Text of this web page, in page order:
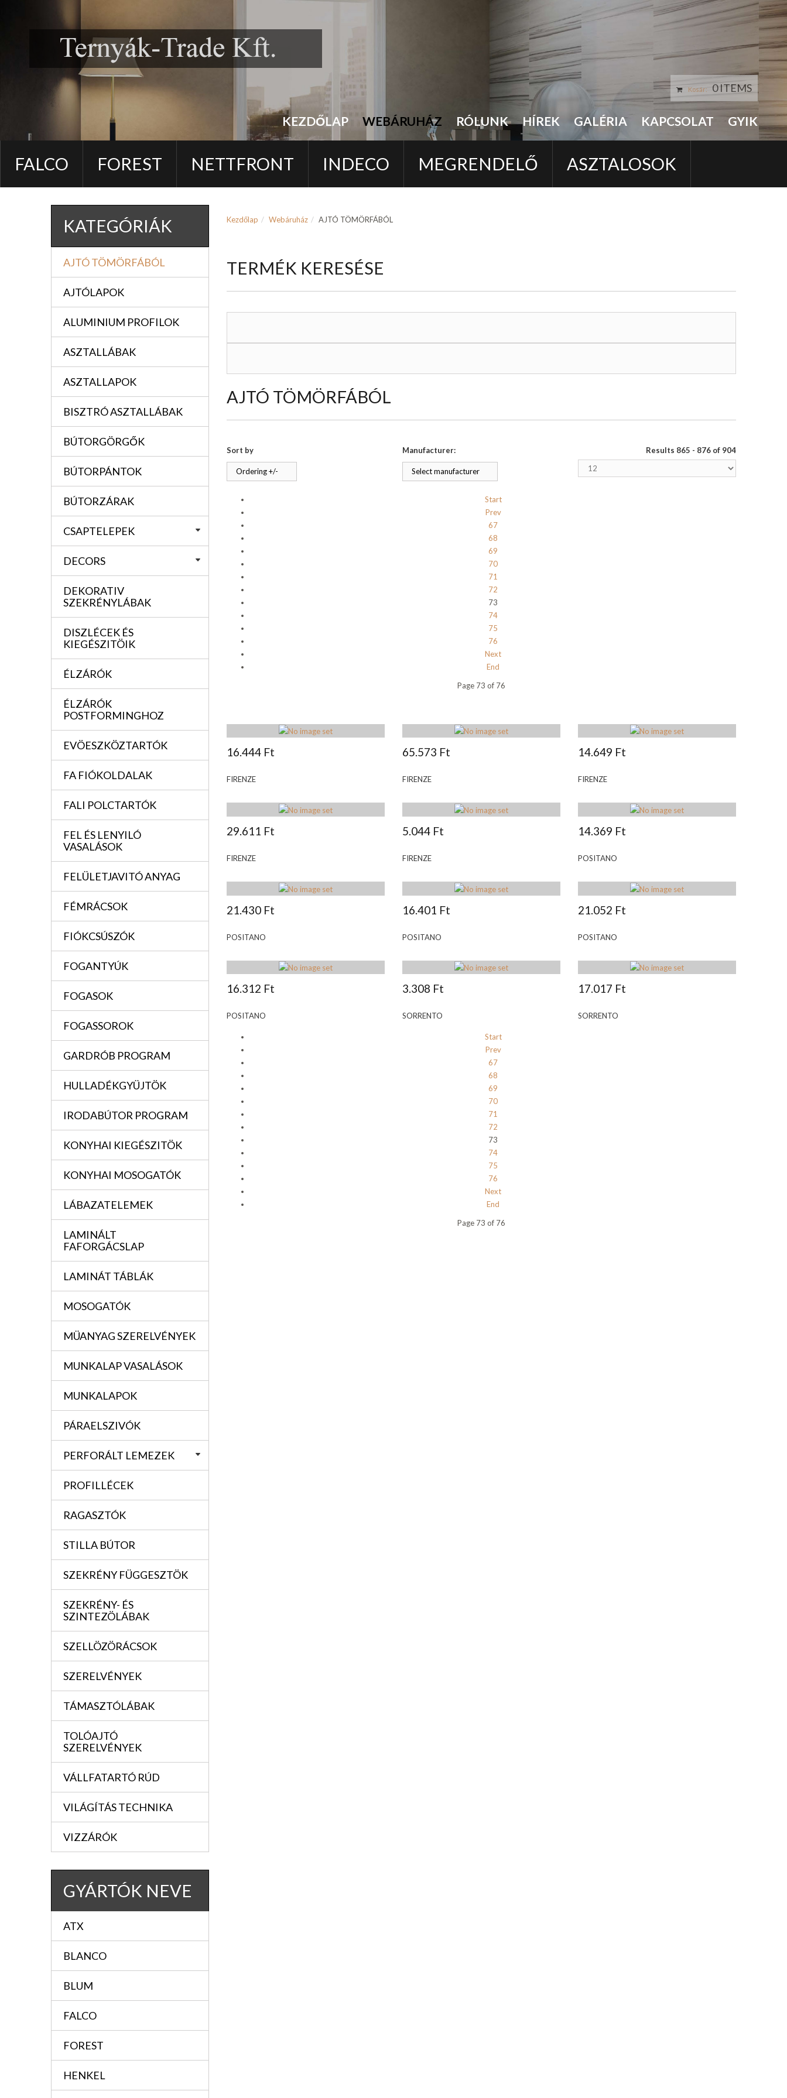
KEZDŐLAP WEBÁRUHÁZ RÓLUNK HÍREK GALÉRIA KAPCSOLAT GYIK
Kosár: 0 ITEMS
FALCO FOREST NETTFRONT INDECO MEGRENDELŐ ASZTALOSOK
KATEGÓRIÁK
AJTÓ TÖMÖRFÁBÓL
AJTÓLAPOK
ALUMINIUM PROFILOK
ASZTALLÁBAK
ASZTALLAPOK
BISZTRÓ ASZTALLÁBAK
BÚTORGÖRGŐK
BÚTORPÁNTOK
BÚTORZÁRAK
CSAPTELEPEK
DECORS
DEKORATIV
SZEKRÉNYLÁBAK
DISZLÉCEK ÉS
KIEGÉSZITÖIK
ÉLZÁRÓK
ÉLZÁRÓK
POSTFORMINGHOZ
EVÖESZKÖZTARTÓK
FA FIÓKOLDALAK
FALI POLCTARTÓK
FEL ÉS LENYILÓ
VASALÁSOK
FELÜLETJAVITÓ ANYAG
FÉMRÁCSOK
FIÓKCSÚSZÓK
FOGANTYÚK
FOGASOK
FOGASSOROK
GARDRÓB PROGRAM
HULLADÉKGYÜJTÖK
IRODABÚTOR PROGRAM
KONYHAI KIEGÉSZITÖK
KONYHAI MOSOGATÓK
LÁBAZATELEMEK
LAMINÁLT
FAFORGÁCSLAP
LAMINÁT TÁBLÁK
MOSOGATÓK
MÜANYAG SZERELVÉNYEK
MUNKALAP VASALÁSOK
MUNKALAPOK
PÁRAELSZIVÓK
PERFORÁLT LEMEZEK
PROFILLÉCEK
RAGASZTÓK
STILLA BÚTOR
SZEKRÉNY FÜGGESZTÖK
SZEKRÉNY- ÉS
SZINTEZÖLÁBAK
SZELLÖZÖRÁCSOK
SZERELVÉNYEK
TÁMASZTÓLÁBAK
TOLÓAJTÓ
SZERELVÉNYEK
VÁLLFATARTÓ RÚD
VILÁGÍTÁS TECHNIKA
VIZZÁRÓK
GYÁRTÓK NEVE
ATX
BLANCO
BLUM
FALCO
FOREST
HENKEL
Kezdőlap Webáruház AJTÓ TÖMÖRFÁBÓL
TERMÉK KERESÉSE
AJTÓ TÖMÖRFÁBÓL
Sort by
Ordering +/-
Manufacturer:
Select manufacturer
Results 865 - 876 of 904
Start
Prev
67
68
69
70
71
72
73
74
75
76
Next
End
Page 73 of 76
16.444 Ft
FIRENZE
65.573 Ft
FIRENZE
14.649 Ft
FIRENZE
29.611 Ft
FIRENZE
5.044 Ft
FIRENZE
14.369 Ft
POSITANO
21.430 Ft
POSITANO
16.401 Ft
POSITANO
21.052 Ft
POSITANO
16.312 Ft
POSITANO
3.308 Ft
SORRENTO
17.017 Ft
SORRENTO
Start
Prev
67
68
69
70
71
72
73
74
75
76
Next
End
Page 73 of 76